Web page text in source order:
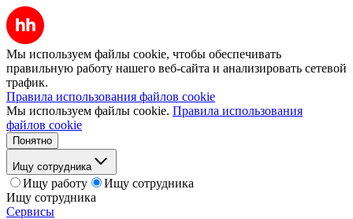
Мы используем файлы cookie, чтобы обеспечивать
правильную работу нашего веб-сайта и анализировать сетевой
трафик.
Правила использования файлов cookie
Мы используем файлы cookie. Правила использования
файлов cookie
Понятно
Ищу сотрудника
Ищу работу
Ищу сотрудника
Ищу сотрудника
Сервисы